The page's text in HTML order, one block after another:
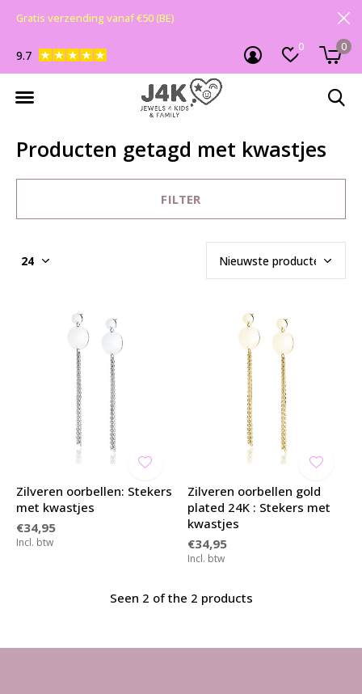
0 0
9.7
Gratis verzending vanaf €50 (BE)
Producten getagd met kwastjes
FILTER
Zilveren oorbellen: Stekers
met kwastjes
€34,95
Incl. btw
Zilveren oorbellen gold
plated 24K : Stekers met
kwastjes
€34,95
Incl. btw
Seen 2 of the 2 products